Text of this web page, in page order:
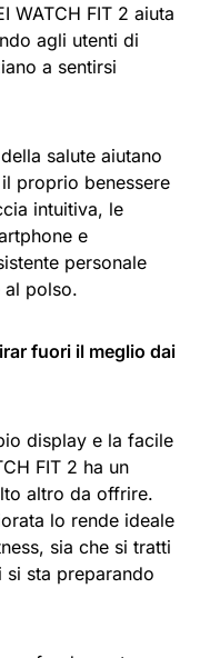
WATCH FIT 2 aiuta
agli utenti di
a sentirsi
salute aiutano
proprio benessere
intuitiva, le
e
personale
al polso.
fuori il meglio dai
display e la facile
FIT 2 ha un
altro da offrire.
lo rende ideale
sia che si tratti
sta preparando